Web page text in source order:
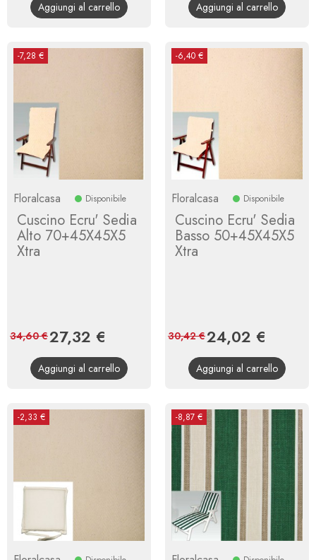
Aggiungi al carrello Aggiungi al carrello
-7,28 €
Floralcasa Disponibile
Cuscino Ecru' Sedia
Alto 70+45X45X5
Xtra
Prezzo
27,32 €
base
34,60 €
Aggiungi al carrello
-6,40 €
Floralcasa Disponibile
Cuscino Ecru' Sedia
Basso 50+45X45X5
Xtra
Prezzo
24,02 €
base
30,42 €
Aggiungi al carrello
-2,33 € -8,87 €